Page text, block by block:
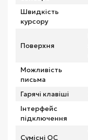
Швидкість
курсору
Поверхня
Можливість
письма
Гарячі клавіші
Інтерфейс
підключення
Сумісні ОС